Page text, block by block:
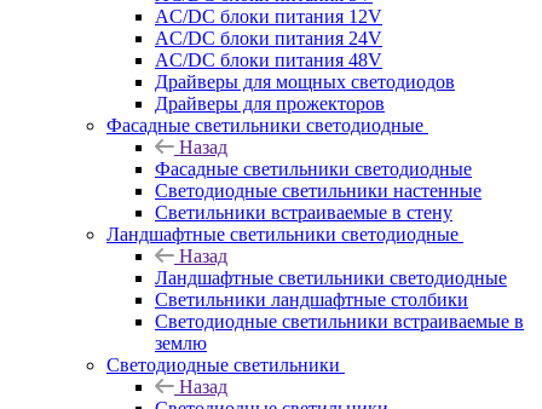
AC/DC блоки питания 12V
AC/DC блоки питания 24V
AC/DC блоки питания 48V
Драйверы для мощных светодиодов
Драйверы для прожекторов
Фасадные светильники светодиодные
Назад
Фасадные светильники светодиодные
Светодиодные светильники настенные
Светильники встраиваемые в стену
Ландшафтные светильники светодиодные
Назад
Ландшафтные светильники светодиодные
Светильники ландшафтные столбики
Светодиодные светильники встраиваемые в
землю
Светодиодные светильники
Назад